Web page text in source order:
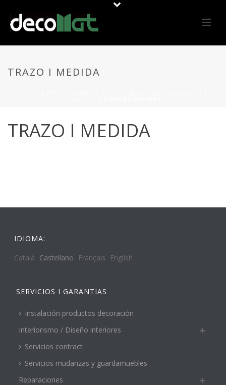
TRAZO I MEDIDA
TRAZO I MEDIDA
IDIOMA:
Català Castellano Français English
SERVICIOS I GARANTIAS
Instalación productos decoración
Interiorismo / Diseño interiores
Servicios contract
Servicios mudanzas y guardamuebles
Reparaciones